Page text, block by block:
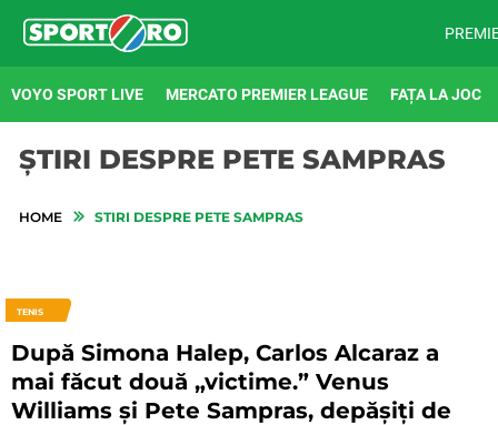
VOYO SPORT LIVE MERCATO PREMIER LEAGUE FAȚA LA JOC
ȘTIRI DESPRE PETE SAMPRAS
HOME STIRI DESPRE PETE SAMPRAS
TENIS
După Simona Halep, Carlos Alcaraz a
mai făcut două „victime.” Venus
Williams și Pete Sampras, depășiți de